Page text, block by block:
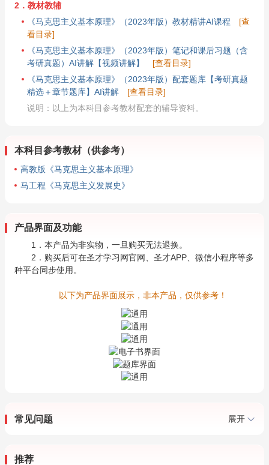
2．教材教辅
《马克思主义基本原理》（2023年版）教材精讲AI课程
[查
看目录]
《马克思主义基本原理》（2023年版）笔记和课后习题（含
考研真题）AI讲解【视频讲解】
[查看目录]
《马克思主义基本原理》（2023年版）配套题库【考研真题
精选＋章节题库】AI讲解
[查看目录]
说明：以上为本科目参考教材配套的辅导资料。
本科目参考教材（供参考）
高教版《马克思主义基本原理》
马工程《马克思主义发展史》
产品界面及功能
1．本产品为非实物，一旦购买无法退换。
2．购买后可在圣才学习网官网、圣才APP、微信小程序等多
种平台同步使用。
以下为产品界面展示，非本产品，仅供参考！
常见问题 展开
推荐